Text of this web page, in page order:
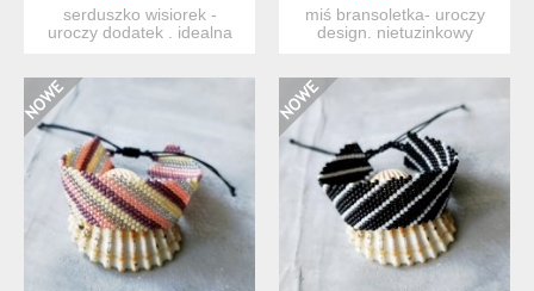
serduszko wisiorek -
uroczy dodatek . idealna
miś bransoletka- uroczy
design. nietuzinkowy